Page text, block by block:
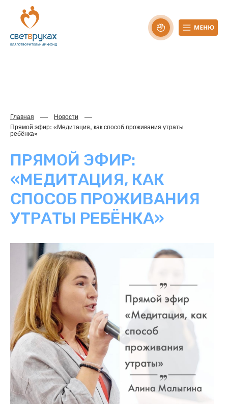
Главная
Новости
Прямой эфир: «Медитация, как способ проживания утраты
ребёнка»
ПРЯМОЙ ЭФИР:
«МЕДИТАЦИЯ, КАК
СПОСОБ ПРОЖИВАНИЯ
УТРАТЫ РЕБЁНКА»